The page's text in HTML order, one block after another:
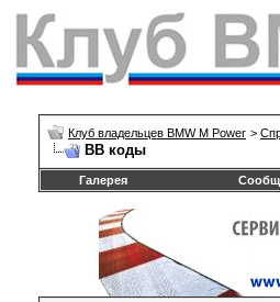
Клуб владельцев BMW M Power >
BB коды
Галерея